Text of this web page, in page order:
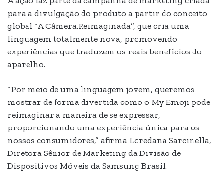
para a divulgação do produto a partir do conceito
global “A Câmera.Reimaginada”, que cria uma
linguagem totalmente nova, promovendo
experiências que traduzem os reais benefícios do
aparelho.
“Por meio de uma linguagem jovem, queremos
mostrar de forma divertida como o My Emoji pode
reimaginar a maneira de se expressar,
proporcionando uma experiência única para os
nossos consumidores,” afirma Loredana Sarcinella,
Diretora Sênior de Marketing da Divisão de
Dispositivos Móveis da Samsung Brasil.